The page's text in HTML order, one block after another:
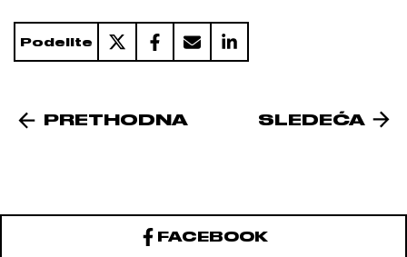
Podelite
PRETHODNA SLEDEĆA
FACEBOOK